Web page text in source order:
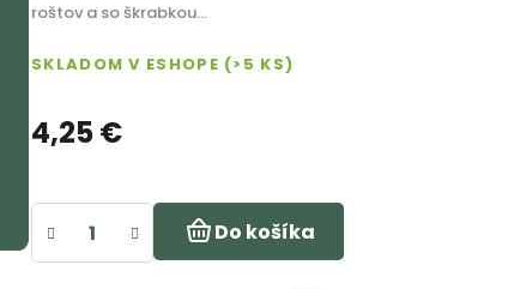
roštov a so škrabkou...
SKLADOM V ESHOPE (>5 KS)
4,25 €
Do košíka